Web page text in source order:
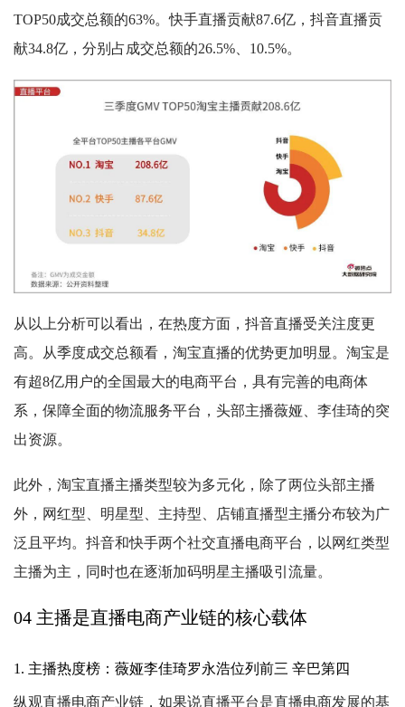
TOP50成交总额的63%。快手直播贡献87.6亿，抖音直播贡
献34.8亿，分别占成交总额的26.5%、10.5%。
从以上分析可以看出，在热度方面，抖音直播受关注度更
高。从季度成交总额看，淘宝直播的优势更加明显。淘宝是
有超8亿用户的全国最大的电商平台，具有完善的电商体
系，保障全面的物流服务平台，头部主播薇娅、李佳琦的突
出资源。
此外，淘宝直播主播类型较为多元化，除了两位头部主播
外，网红型、明星型、主持型、店铺直播型主播分布较为广
泛且平均。抖音和快手两个社交直播电商平台，以网红类型
主播为主，同时也在逐渐加码明星主播吸引流量。
04 主播是直播电商产业链的核心载体
1. 主播热度榜：薇娅李佳琦罗永浩位列前三 辛巴第四
纵观直播电商产业链，如果说直播平台是直播电商发展的基